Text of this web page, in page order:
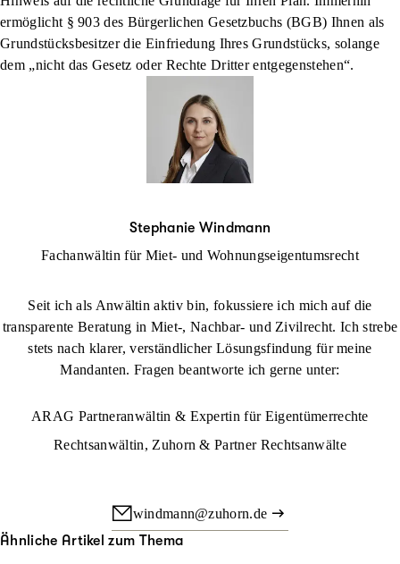
ermöglicht § 903 des Bürgerlichen Gesetzbuchs (BGB) Ihnen als
Grundstücksbesitzer die Einfriedung Ihres Grundstücks, solange
dem „nicht das Gesetz oder Rechte Dritter entgegenstehen“.
Stephanie Windmann
Fachanwältin für Miet- und Wohnungseigentumsrecht
Seit ich als Anwältin aktiv bin, fokussiere ich mich auf die
transparente Beratung in Miet-, Nachbar- und Zivilrecht. Ich strebe
stets nach klarer, verständlicher Lösungsfindung für meine
Mandanten. Fragen beantworte ich gerne unter:
ARAG Partneranwältin & Expertin für Eigentümerrechte
Rechtsanwältin, Zuhorn & Partner Rechtsanwälte
windmann@zuhorn.de
Ähnliche Artikel zum Thema